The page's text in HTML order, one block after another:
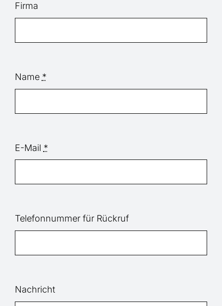
Firma
Name *
E-Mail *
Telefonnummer für Rückruf
Nachricht